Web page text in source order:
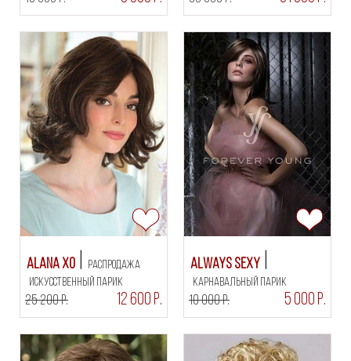
Alana XO
искусственный парик
РАСПРОДАЖА
25 200 Р. 12 600 Р.
Always Sexy
карнавальный парик
РАСПРОДАЖА
10 000 Р. 5 000 Р.